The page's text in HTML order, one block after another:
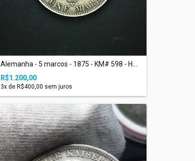
Alemanha - 5 marcos - 1875 - KM# 598 - H...
R$1.200,00
3x de R$400,00 sem juros